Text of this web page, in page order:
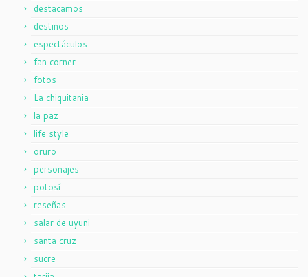
destacamos
destinos
espectáculos
fan corner
fotos
La chiquitania
la paz
life style
oruro
personajes
potosí
reseñas
salar de uyuni
santa cruz
sucre